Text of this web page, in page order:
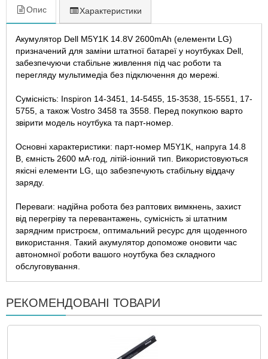
Опис Характеристики
Акумулятор Dell M5Y1K 14.8V 2600mAh (елементи LG)
призначений для заміни штатної батареї у ноутбуках Dell,
забезпечуючи стабільне живлення під час роботи та
перегляду мультимедіа без підключення до мережі.
Сумісність: Inspiron 14-3451, 14-5455, 15-3538, 15-5551, 17-
5755, а також Vostro 3458 та 3558. Перед покупкою варто
звірити модель ноутбука та парт-номер.
Основні характеристики: парт-номер M5Y1K, напруга 14.8
В, ємність 2600 мА·год, літій-іонний тип. Використовуються
якісні елементи LG, що забезпечують стабільну віддачу
заряду.
Переваги: надійна робота без раптових вимкнень, захист
від перегріву та перевантажень, сумісність зі штатним
зарядним пристроєм, оптимальний ресурс для щоденного
використання. Такий акумулятор допоможе оновити час
автономної роботи вашого ноутбука без складного
обслуговування.
РЕКОМЕНДОВАНІ ТОВАРИ